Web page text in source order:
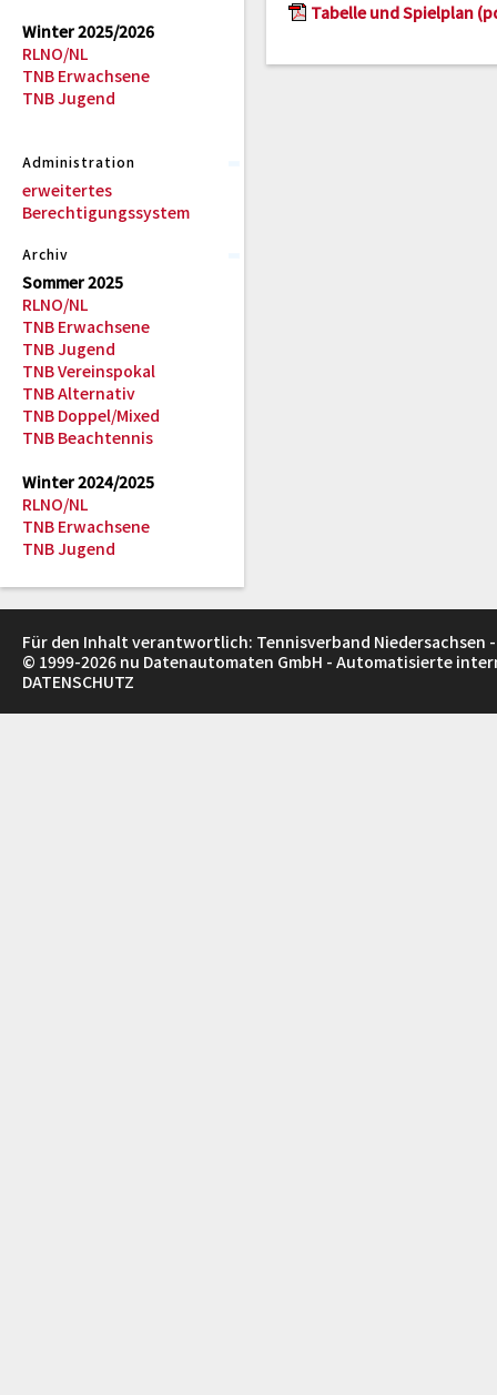
Winter 2025/2026
RLNO/NL
TNB Erwachsene
TNB Jugend
Administration
erweitertes
Berechtigungssystem
Archiv
Sommer 2025
RLNO/NL
TNB Erwachsene
TNB Jugend
TNB Vereinspokal
TNB Alternativ
TNB Doppel/Mixed
TNB Beachtennis
Winter 2024/2025
RLNO/NL
TNB Erwachsene
TNB Jugend
Tabelle und Spielplan
Für den Inhalt verantwortlich: Tennisverband Niedersachsen -
© 1999-2026 nu Datenautomaten GmbH - Automatisierte
DATENSCHUTZ